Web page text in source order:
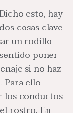
Dicho esto, hay
dos cosas clave
un rodillo
poner
si no haz
Para ello
los conductos
rostro. En